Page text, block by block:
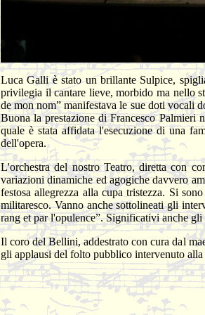
Luca Galli è stato un brillante Sulpice,
privilegia il cantare lieve, morbido ma nello
de mon nom” manifestava le sue doti vocali
Buona la prestazione di Francesco
quale è stata affidata l'esecuzione di una
dell'opera.
L'orchestra del nostro Teatro, diretta con
variazioni dinamiche ed agogiche davvero
festosa allegrezza alla cupa tristezza. Si
militaresco. Vanno anche sottolineati gli
rang et par l'opulence”. Significativi anche
Il coro del Bellini, addestrato con cura dal
gli applausi del folto pubblico intervenuto